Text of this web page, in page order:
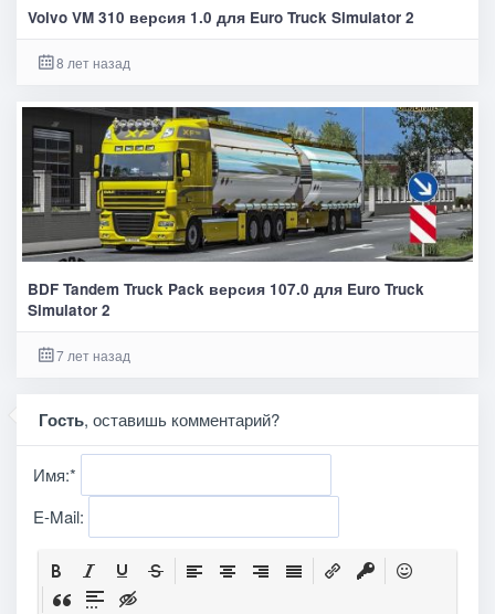
Volvo VM 310 версия 1.0 для Euro Truck Simulator 2
8 лет назад
BDF Tandem Truck Pack версия 107.0 для Euro Truck
Simulator 2
7 лет назад
Гость, оставишь комментарий?
Имя:*
E-Mail: